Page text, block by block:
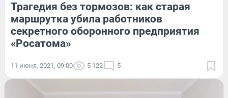
Трагедия без тормозов: как старая
маршрутка убила работников
секретного оборонного предприятия
«Росатома»
11 июня, 2021, 09:00 5 122 5